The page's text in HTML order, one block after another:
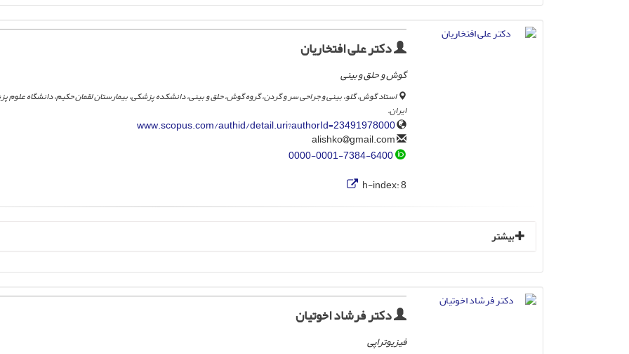
دکتر علی افتخاریان
گوش و حلق و بینی
استاد گوش، گلو، بینی و جراحی سر و گردن، گروه گوش، حلق و بینی، دانشکده پزشکی، بیمارستان لقمان حکیم، دانشگاه علوم
ایران.
www.scopus.com/authid/detail.uri?authorId=23491978000
gmail.com
0000-0001-7384-6400
h-index:8
بیشتر
دکتر فرشاد اخوتیان
فیزیوتراپی